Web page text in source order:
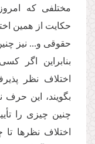
مختلفى كه
حكایت از همین
حقوقى و... نیز
بنابراین اگر
اختلاف نظر
بگویند، این
چنین چیزى را
اختلاف نظرها تا